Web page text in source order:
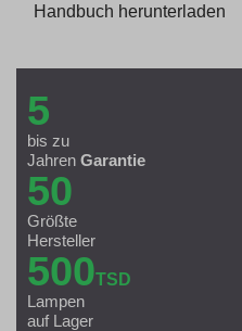
Handbuch herunterladen
5
bis zu
Jahren Garantie
50
Größte
Hersteller
500TSD
Lampen
auf Lager